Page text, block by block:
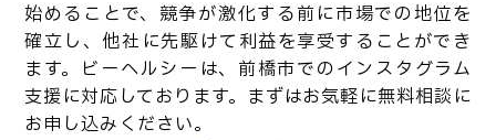
始めることで、競争が激化する前に市場での地位を
確立し、他社に先駆けて利益を享受することができ
ます。ビーヘルシーは、前橋市でのインスタグラム
支援に対応しております。まずはお気軽に無料相談に
お申し込みください。